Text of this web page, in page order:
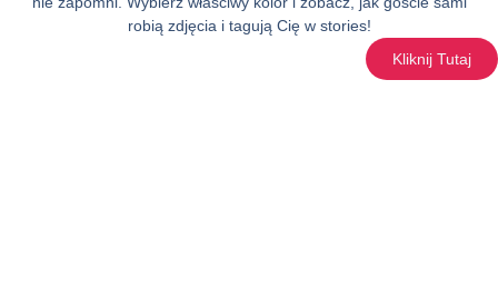
robią zdjęcia i tagują Cię w stories!
Kliknij Tutaj